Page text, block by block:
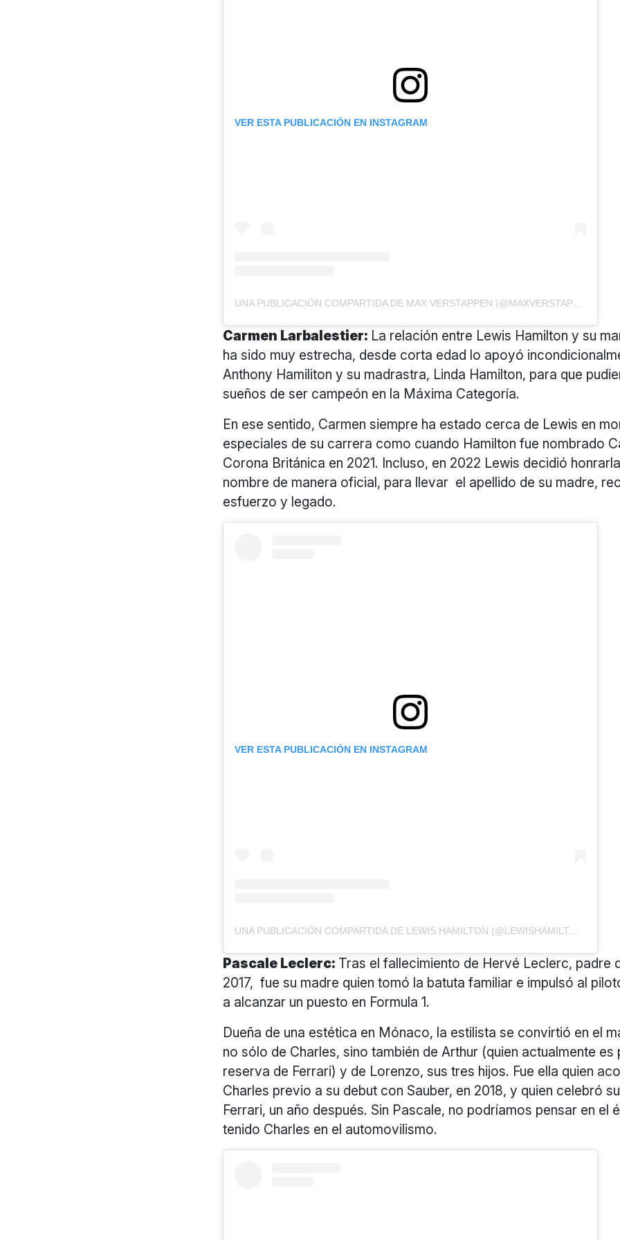
VER ESTA PUBLICACIÓN EN INSTAGRAM
UNA PUBLICACIÓN COMPARTIDA DE MAX VERSTAPPEN (@MAXVERSTAPPEN1)
Carmen Larbalestier: La relación entre Lewis Hamilton y su
ha sido muy estrecha, desde corta edad lo apoyó
Anthony Hamiliton y su madrastra, Linda Hamilton, para que
sueños de ser campeón en la Máxima Categoría.
En ese sentido, Carmen siempre ha estado cerca de Lewis en
especiales de su carrera como cuando Hamilton fue nombrado
Corona Británica en 2021. Incluso, en 2022 Lewis decidió
nombre de manera oficial, para llevar el apellido de su madre,
esfuerzo y legado.
VER ESTA PUBLICACIÓN EN INSTAGRAM
Pascale Leclerc: Tras el fallecimiento de Hervé Leclerc, padre
2017, fue su madre quien tomó la batuta familiar e impulsó al
a alcanzar un puesto en Formula 1.
Dueña de una estética en Mónaco, la estilista se convirtió en el
no sólo de Charles, sino también de Arthur (quien actualmente es
reserva de Ferrari) y de Lorenzo, sus tres hijos. Fue ella quien
Charles previo a su debut con Sauber, en 2018, y quien celebró
Ferrari, un año después. Sin Pascale, no podríamos pensar en el
tenido Charles en el automovilismo.